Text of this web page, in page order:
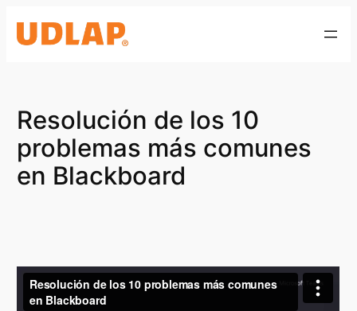
Resolución de los 10
problemas más comunes
en Blackboard